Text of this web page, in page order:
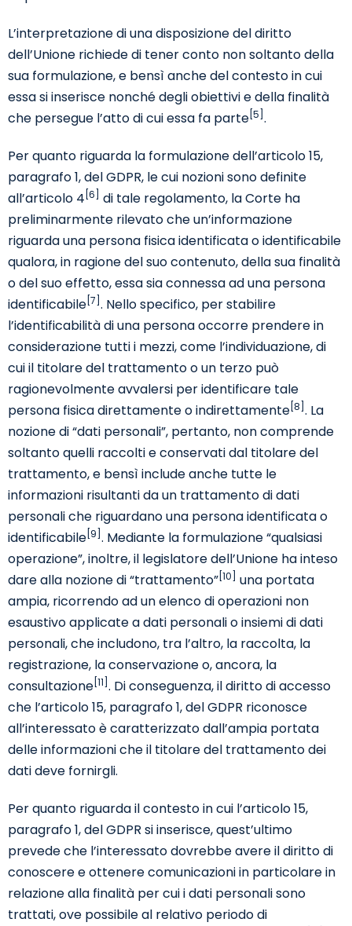
L’interpretazione di una disposizione del diritto
dell’Unione richiede di tener conto non soltanto della
sua formulazione, e bensì anche del contesto in cui
essa si inserisce nonché degli obiettivi e della finalità
che persegue l’atto di cui essa fa parte [5] .
Per quanto riguarda la formulazione dell’articolo 15,
paragrafo 1, del GDPR, le cui nozioni sono definite
all’articolo 4 [6]
di tale regolamento, la Corte ha
preliminarmente rilevato che un’informazione
riguarda una persona fisica identificata o identificabile
qualora, in ragione del suo contenuto, della sua finalità
o del suo effetto, essa sia connessa ad una persona
identificabile [7] . Nello specifico, per stabilire
l’identificabilità di una persona occorre prendere in
considerazione tutti i mezzi, come l’individuazione, di
cui il titolare del trattamento o un terzo può
ragionevolmente avvalersi per identificare tale
persona fisica direttamente o indirettamente [8] . La
nozione di “dati personali”, pertanto, non comprende
soltanto quelli raccolti e conservati dal titolare del
trattamento, e bensì include anche tutte le
informazioni risultanti da un trattamento di dati
personali che riguardano una persona identificata o
identificabile [9] . Mediante la formulazione “qualsiasi
operazione”, inoltre, il legislatore dell’Unione ha inteso
dare alla nozione di “trattamento” [10]
una portata
ampia, ricorrendo ad un elenco di operazioni non
esaustivo applicate a dati personali o insiemi di dati
personali, che includono, tra l’altro, la raccolta, la
registrazione, la conservazione o, ancora, la
consultazione [11] . Di conseguenza, il diritto di accesso
che l’articolo 15, paragrafo 1, del GDPR riconosce
all’interessato è caratterizzato dall’ampia portata
delle informazioni che il titolare del trattamento dei
dati deve fornirgli.
Per quanto riguarda il contesto in cui l’articolo 15,
paragrafo 1, del GDPR si inserisce, quest’ultimo
prevede che l’interessato dovrebbe avere il diritto di
conoscere e ottenere comunicazioni in particolare in
relazione alla finalità per cui i dati personali sono
trattati, ove possibile al relativo periodo di